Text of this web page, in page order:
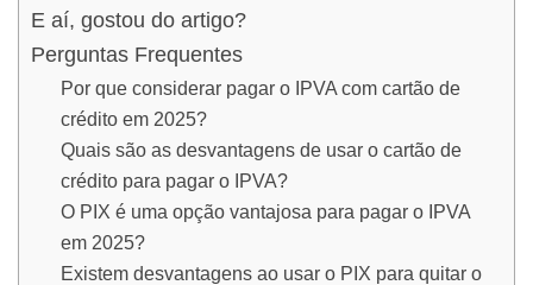
E aí, gostou do artigo?
Perguntas Frequentes
Por que considerar pagar o IPVA com cartão de
crédito em 2025?
Quais são as desvantagens de usar o cartão de
crédito para pagar o IPVA?
O PIX é uma opção vantajosa para pagar o IPVA
em 2025?
Existem desvantagens ao usar o PIX para quitar o